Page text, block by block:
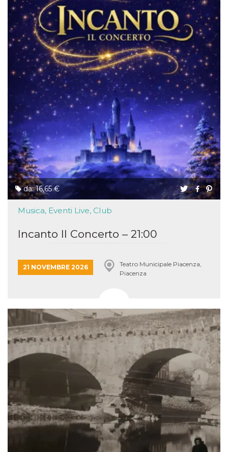
da: 16,65 €
Musica, Eventi Live, Club
Incanto Il Concerto – 21:00
21 NOVEMBRE 2026
Teatro Municipale Piacenza,
Piacenza